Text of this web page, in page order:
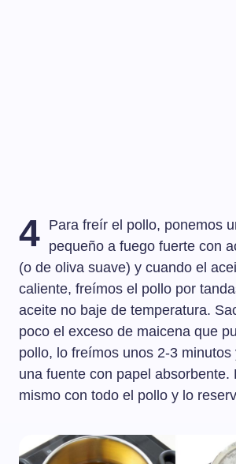
4 Para freír el pollo, ponemos
pequeño a fuego fuerte con
(o de oliva suave) y cuando el
caliente, freímos el pollo por
aceite no baje de temperatura.
poco el exceso de maicena que
pollo, lo freímos unos 2-3
una fuente con papel absorbente.
mismo con todo el pollo y lo